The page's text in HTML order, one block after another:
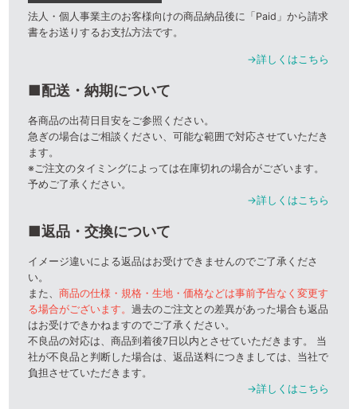
法人・個人事業主のお客様向けの商品納品後に「Paid」から請求
書をお送りするお支払方法です。
→詳しくはこちら
■配送・納期について
各商品の出荷日目安をご参照ください。
急ぎの場合はご相談ください、可能な範囲で対応させていただき
ます。
※ご注文のタイミングによっては在庫切れの場合がございます。
予めご了承ください。
→詳しくはこちら
■返品・交換について
イメージ違いによる返品はお受けできませんのでご了承くださ
い。
また、 商品の仕様・規格・生地・価格などは事前予告なく変更す
る場合がございます。 過去のご注文との差異があった場合も返品
はお受けできかねますのでご了承ください。
不良品の対応は、商品到着後7日以内とさせていただきます。 当
社が不良品と判断した場合は、返品送料につきましては、当社で
負担させていただきます。
→詳しくはこちら